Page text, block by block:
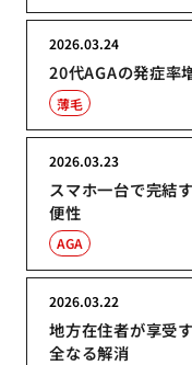
20代AGAの発症率
2026.03.24
薄毛
スマホ一台で完結
便性
2026.03.23
AGA
地方在住者が享受
全なる解消
2026.03.22